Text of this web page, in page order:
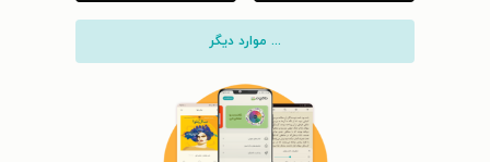
... موارد دیگر